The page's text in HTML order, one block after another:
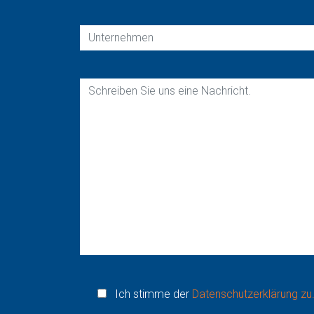
Ich stimme der Datenschutzerklärung zu.